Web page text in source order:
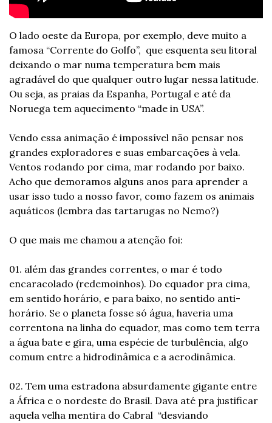
O lado oeste da Europa, por exemplo, deve muito a
famosa “Corrente do Golfo”,  que esquenta seu litoral
deixando o mar numa temperatura bem mais
agradável do que qualquer outro lugar nessa latitude.
Ou seja, as praias da Espanha, Portugal e até da
Noruega tem aquecimento “made in USA”.
Vendo essa animação é impossível não pensar nos
grandes exploradores e suas embarcações à vela.
Ventos rodando por cima, mar rodando por baixo.
Acho que demoramos alguns anos para aprender a
usar isso tudo a nosso favor, como fazem os animais
aquáticos (lembra das tartarugas no Nemo?)
O que mais me chamou a atenção foi:
01. além das grandes correntes, o mar é todo
encaracolado (redemoinhos). Do equador pra cima,
em sentido horário, e para baixo, no sentido anti-
horário. Se o planeta fosse só água, haveria uma
correntona na linha do equador, mas como tem terra
a água bate e gira, uma espécie de turbulência, algo
comum entre a hidrodinâmica e a aerodinâmica.
02. Tem uma estradona absurdamente gigante entre
a África e o nordeste do Brasil. Dava até pra justificar
aquela velha mentira do Cabral  “desviando